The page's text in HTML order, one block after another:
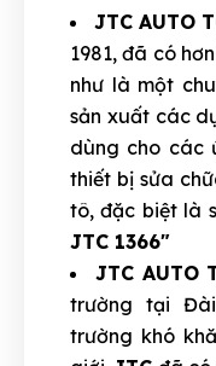
JTC AUTO
1981, đã có
như là một
sản xuất các
dùng cho các
thiết bị sửa
tô, đặc biệt là
JTC 1366"
JTC AUTO
trường tại
trường khó